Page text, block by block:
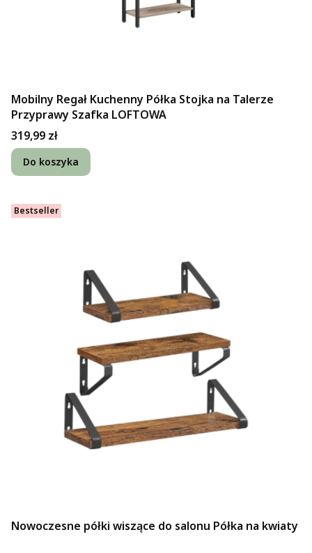
Mobilny Regał Kuchenny Półka Stojka na Talerze
Przyprawy Szafka LOFTOWA
Cena
319,99 zł
Do koszyka
Bestseller
Nowoczesne półki wiszące do salonu Półka na kwiaty